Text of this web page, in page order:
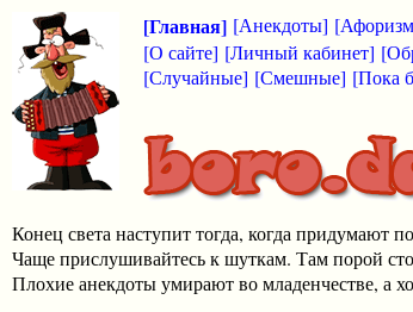
[Главная] [Анекдоты]
[О сайте] [Личный кабинет]
[Случайные] [Смешные] [Пока
Конец света наступит тогда, когда придумают
Чаще прислушивайтесь к шуткам. Там порой
Плохие анекдоты умирают во младенчестве, а